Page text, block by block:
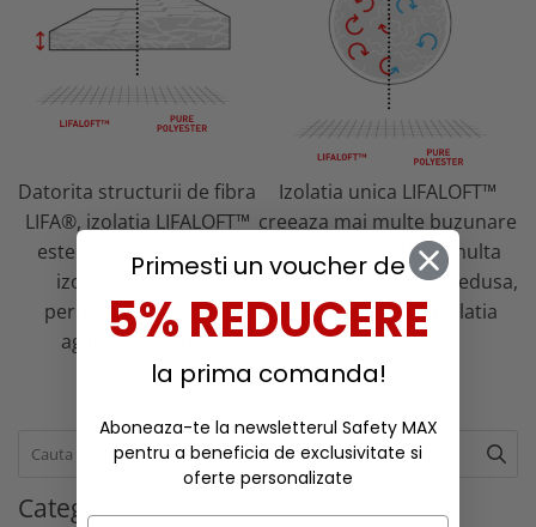
Datorita structurii de fibra
LIFA®, izolatia LIFALOFT™
este mai usoara decat
izolatia standard -
permitand confort si
agilitate maxime.
Izolatia unica LIFALOFT™
creeaza mai multe buzunare
de aer, oferind mai multa
caldura la o greutate redusa,
in comparatie cu izolatia
standard.
Categorii
Primesti un voucher de
5% REDUCERE
la prima comanda!
Aboneaza-te la newsletterul Safety MAX
pentru a beneficia de exclusivitate si
oferte personalizate